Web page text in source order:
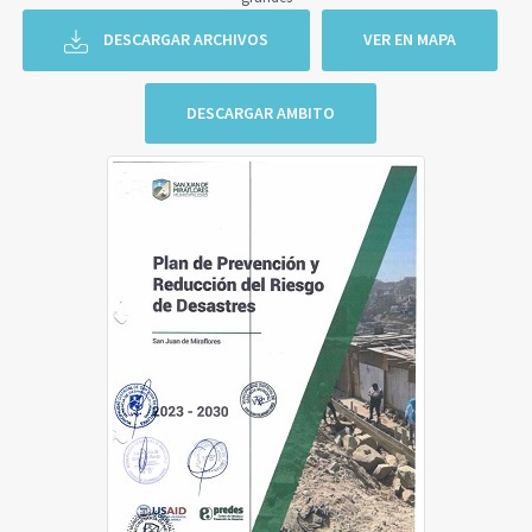
DESCARGAR ARCHIVOS VER EN MAPA
DESCARGAR AMBITO